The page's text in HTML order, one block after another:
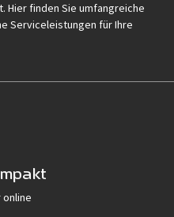
Hier finden Sie umfangreiche
Serviceleistungen für Ihre